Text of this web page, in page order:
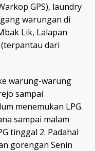
GPS), laundry
warungan di
Lik, Lalapan
dari
warung-warung
sampai
menemukan LPG.
sampai malam
tinggal 2. Padahal
gorengan Senin